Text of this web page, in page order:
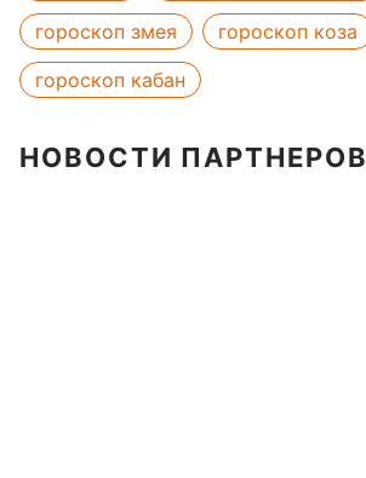
гороскоп змея
гороскоп коза
гороскоп кабан
НОВОСТИ ПАРТНЕРОВ